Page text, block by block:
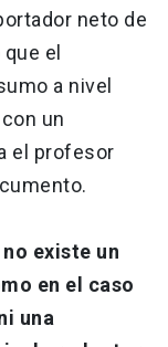
neto de
el
a nivel
un
el profesor
existe un
en el caso
una